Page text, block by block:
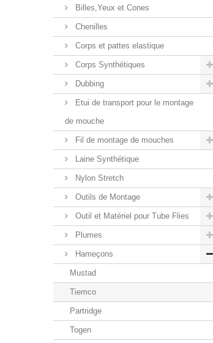
Billes,Yeux et Cones
Chenilles
Corps et pattes elastique
Corps Synthétiques
Dubbing
Etui de transport pour le montage
de mouche
Fil de montage de mouches
Laine Synthétique
Nylon Stretch
Outils de Montage
Outil et Matériel pour Tube Flies
Plumes
Hameçons
Mustad
Tiemco
Partridge
Togen